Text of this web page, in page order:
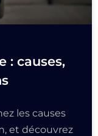
: causes,
les causes
et découvrez